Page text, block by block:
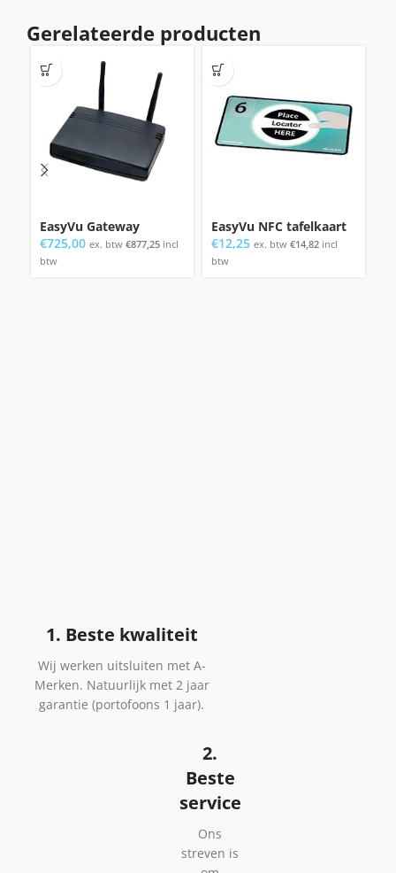
Gerelateerde producten
EasyVu Gateway
€725,00 ex. btw €877,25 incl
btw
EasyVu NFC tafelkaart
€12,25 ex. btw €14,82 incl
btw
1. Beste kwaliteit
Wij werken uitsluiten met A-
Merken. Natuurlijk met 2 jaar
garantie (portofoons 1 jaar).
2.
Beste
service
Ons
streven is